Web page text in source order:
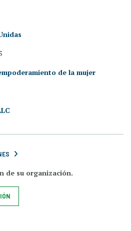
de la mujer
de su organización.